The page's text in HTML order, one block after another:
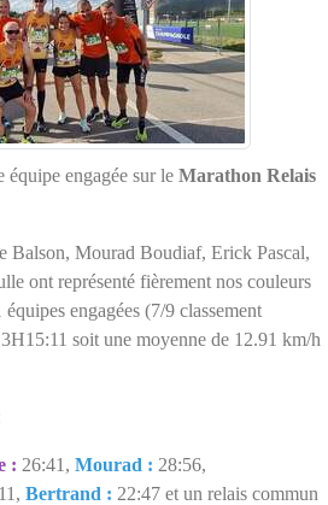
équipe engagée sur le Marathon Relais
Balson, Mourad Boudiaf, Erick Pascal,
ont représenté fièrement nos couleurs
engagées (7/9 classement
soit une moyenne de 12.91 km/h
: 26:41, Mourad : 28:56,
Bertrand : 22:47 et un relais commun